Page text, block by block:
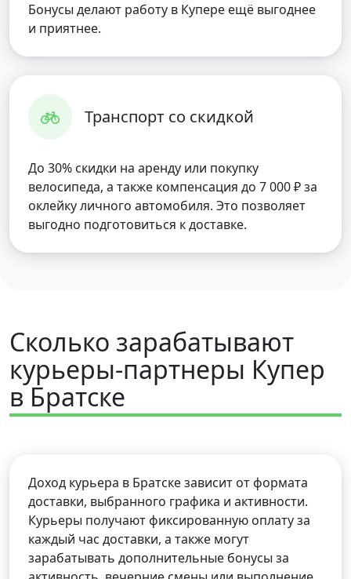
Бонусы делают работу в Купере ещё выгоднее
и приятнее.
Транспорт со скидкой
До 30% скидки на аренду или покупку
велосипеда, а также компенсация до 7 000 ₽ за
оклейку личного автомобиля. Это позволяет
выгодно подготовиться к доставке.
Сколько зарабатывают
курьеры-партнеры Купер
в Братске
Доход курьера в Братске зависит от формата
доставки, выбранного графика и активности.
Курьеры получают фиксированную оплату за
каждый час доставки, а также могут
зарабатывать дополнительные бонусы за